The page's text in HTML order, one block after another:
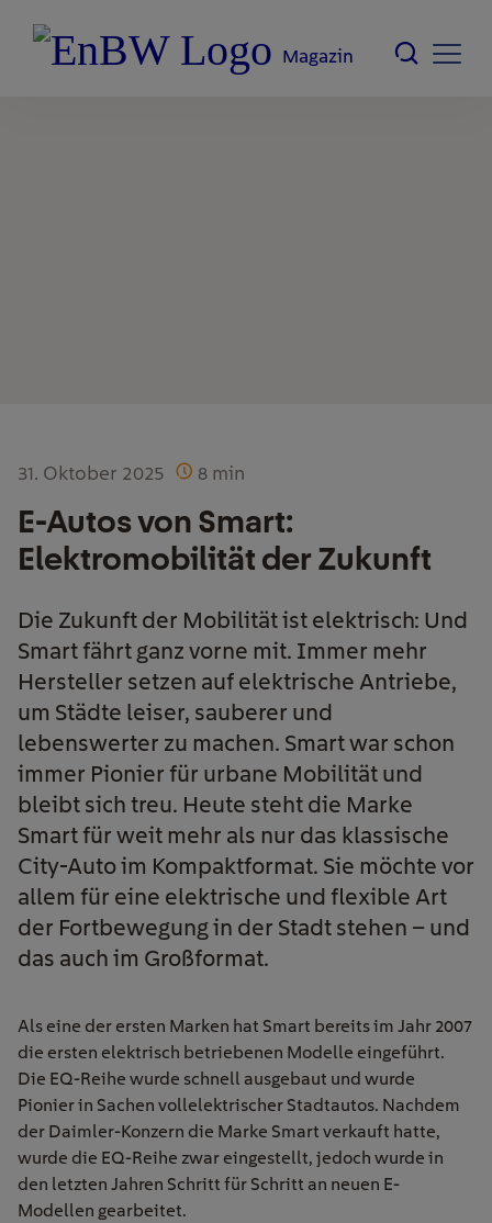
Magazin
31. Oktober 2025 8 min
E-Autos von Smart:
Elektromobilität der Zukunft
Die Zukunft der Mobilität ist elektrisch: Und
Smart fährt ganz vorne mit. Immer mehr
Hersteller setzen auf elektrische Antriebe,
um Städte leiser, sauberer und
lebenswerter zu machen. Smart war schon
immer Pionier für urbane Mobilität und
bleibt sich treu. Heute steht die Marke
Smart für weit mehr als nur das klassische
City-Auto im Kompaktformat. Sie möchte vor
allem für eine elektrische und flexible Art
der Fortbewegung in der Stadt stehen – und
das auch im Großformat.
Als eine der ersten Marken hat Smart bereits im Jahr 2007
die ersten elektrisch betriebenen Modelle eingeführt.
Die EQ-Reihe wurde schnell ausgebaut und wurde
Pionier in Sachen vollelektrischer Stadtautos. Nachdem
der Daimler-Konzern die Marke Smart verkauft hatte,
wurde die EQ-Reihe zwar eingestellt, jedoch wurde in
den letzten Jahren Schritt für Schritt an neuen E-
Modellen gearbeitet.